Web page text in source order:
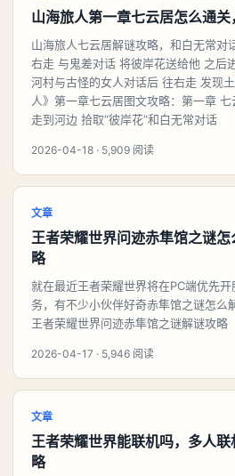
山海旅人第一章七云居怎么通
山海旅人七云居解谜攻略，和白无常对
右走 与鬼差对话 将彼岸花送给他 之后
河村与古怪的女人对话后 往右走 发现
人》第一章七云居图文攻略：第一章
走到河边 拾取“彼岸花”和白无常对话
2026-04-18 · 5,909 阅读
文章
王者荣耀世界问迹赤隼馆之谜
略
就在最近王者荣耀世界将在PC端优先
务，有不少小伙伴好奇赤隼馆之谜怎么
王者荣耀世界问迹赤隼馆之谜解谜攻略
2026-04-17 · 5,946 阅读
文章
王者荣耀世界能联机吗，多人
略